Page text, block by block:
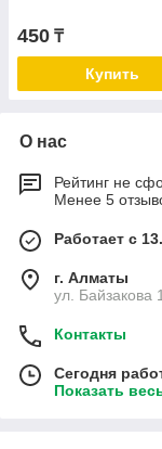
450 ₸
Купить
О нас
Рейтинг не
Менее 5
Работает с
г. Алматы
ул. Байзакова
Контакты
Сегодня
Показать